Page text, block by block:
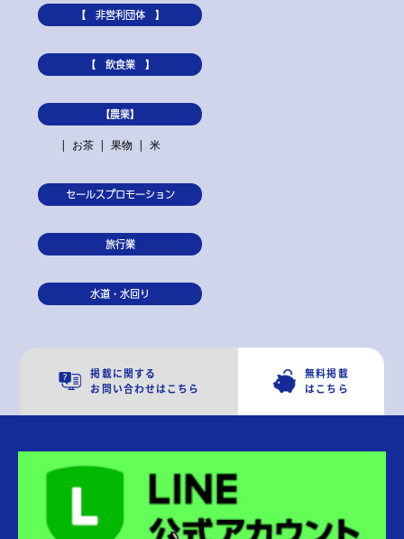
【 非営利団体 】
【 飲食業 】
【農業】
お茶
果物 米
セールスプロモーション
旅行業
水道・水回り
掲載に関する
お問い合わせはこちら
無料掲載
はこちら